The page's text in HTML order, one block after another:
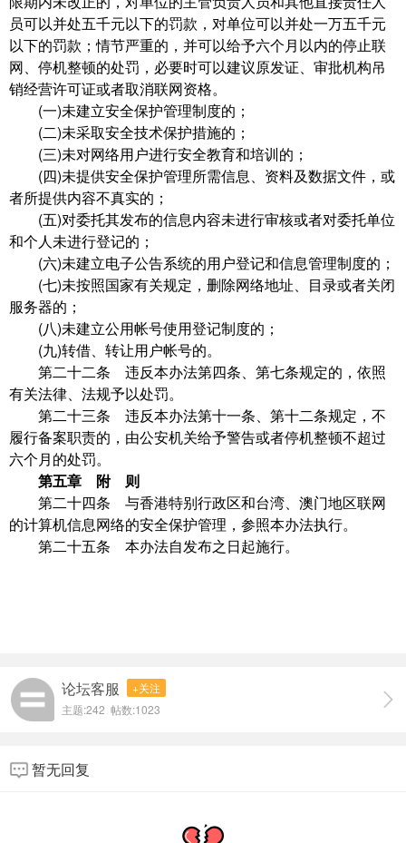
员可以并处五千元以下的罚款，对单位可以并处一万五千元
以下的罚款；情节严重的，并可以给予六个月以内的停止联
网、停机整顿的处罚，必要时可以建议原发证、审批机构吊
销经营许可证或者取消联网资格。
(一)未建立安全保护管理制度的；
(二)未采取安全技术保护措施的；
(三)未对网络用户进行安全教育和培训的；
(四)未提供安全保护管理所需信息、资料及数据文件，或
者所提供内容不真实的；
(五)对委托其发布的信息内容未进行审核或者对委托单位
和个人未进行登记的；
(六)未建立电子公告系统的用户登记和信息管理制度的；
(七)未按照国家有关规定，删除网络地址、目录或者关闭
服务器的；
(八)未建立公用帐号使用登记制度的；
(九)转借、转让用户帐号的。
第二十二条 违反本办法第四条、第七条规定的，依照
有关法律、法规予以处罚。
第二十三条 违反本办法第十一条、第十二条规定，不
履行备案职责的，由公安机关给予警告或者停机整顿不超过
六个月的处罚。
第五章 附 则
第二十四条 与香港特别行政区和台湾、澳门地区联网
的计算机信息网络的安全保护管理，参照本办法执行。
第二十五条 本办法自发布之日起施行。
论坛客服
+关注
主题:242 帖数:1023
暂无回复